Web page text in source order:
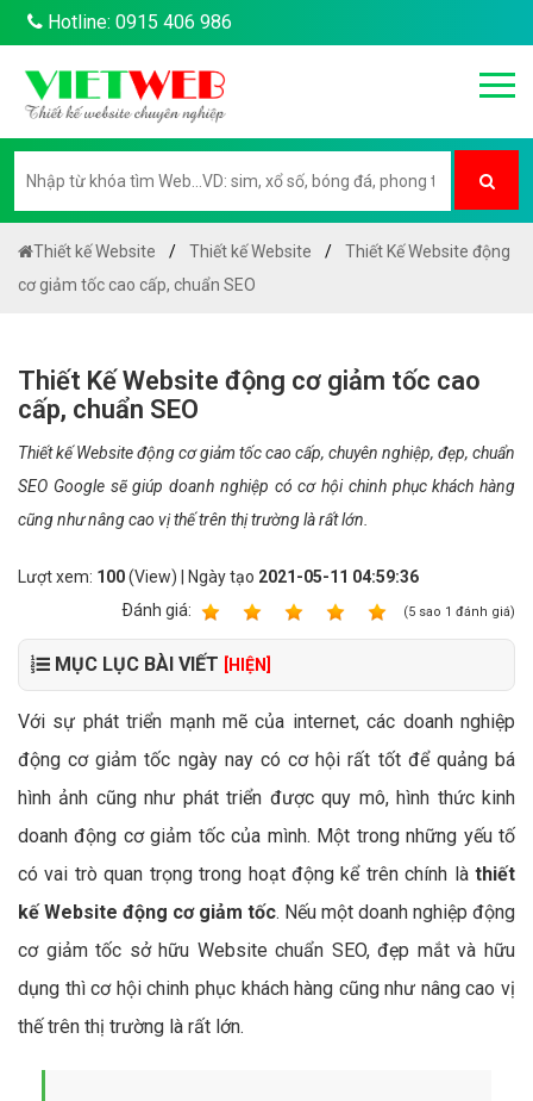
Hotline: 0915 406 986
Thiết kế Website Thiết kế Website
Thiết Kế Website động
cơ giảm tốc cao cấp, chuẩn SEO
Thiết Kế Website động cơ giảm tốc cao
cấp, chuẩn SEO
Thiết kế Website động cơ giảm tốc cao cấp, chuyên nghiệp, đẹp, chuẩn
SEO Google sẽ giúp doanh nghiệp có cơ hội chinh phục khách hàng
cũng như nâng cao vị thế trên thị trường là rất lớn.
Lượt xem: 100(View) | Ngày tạo 2021-05-11 04:59:36
Ðánh giá:
(5 sao 1 đánh giá)
MỤC LỤC BÀI VIẾT [HIỆN]
Với sự phát triển mạnh mẽ của internet, các doanh nghiệp
động cơ giảm tốc ngày nay có cơ hội rất tốt để quảng bá
hình ảnh cũng như phát triển được quy mô, hình thức kinh
doanh động cơ giảm tốc của mình. Một trong những yếu tố
có vai trò quan trọng trong hoạt động kể trên chính là thiết
kế Website động cơ giảm tốc. Nếu một doanh nghiệp động
cơ giảm tốc sở hữu Website chuẩn SEO, đẹp mắt và hữu
dụng thì cơ hội chinh phục khách hàng cũng như nâng cao vị
thế trên thị trường là rất lớn.